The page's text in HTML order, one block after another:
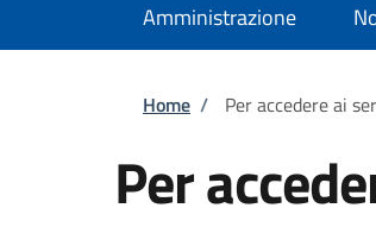
Amministrazione
Briciole di
Home / Per accedere ai
Per